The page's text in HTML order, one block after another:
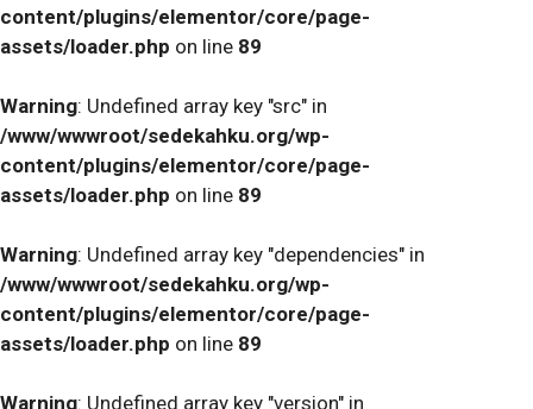
content/plugins/elementor/core/page-
assets/loader.php on line 89
Warning: Undefined array key "src" in
/www/wwwroot/sedekahku.org/wp-
content/plugins/elementor/core/page-
assets/loader.php on line 89
Warning: Undefined array key "dependencies" in
/www/wwwroot/sedekahku.org/wp-
content/plugins/elementor/core/page-
assets/loader.php on line 89
Warning: Undefined array key "version" in